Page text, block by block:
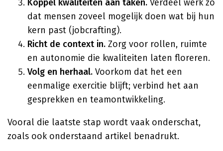
Koppel kwaliteiten aan taken. Verdeel werk zo
dat mensen zoveel mogelijk doen wat bij hun
kern past (jobcrafting).
Richt de context in. Zorg voor rollen, ruimte
en autonomie die kwaliteiten laten floreren.
Volg en herhaal. Voorkom dat het een
eenmalige exercitie blijft; verbind het aan
gesprekken en teamontwikkeling.
Vooral die laatste stap wordt vaak onderschat,
zoals ook onderstaand artikel benadrukt.